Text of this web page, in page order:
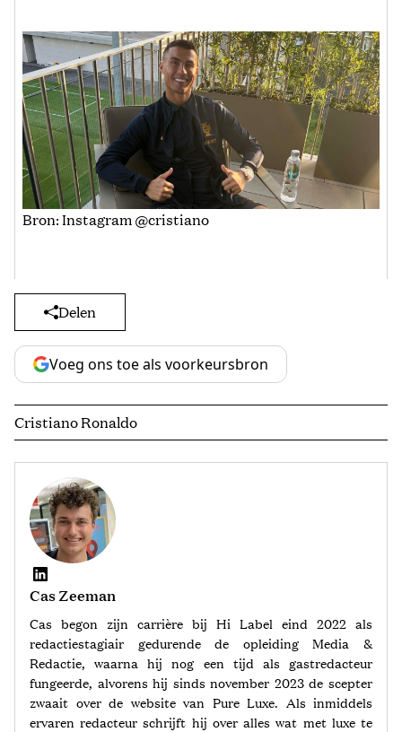
Bron: Instagram @cristiano
Delen
Voeg ons toe als voorkeursbron
Cristiano Ronaldo
Cas Zeeman
Cas begon zijn carrière bij Hi Label eind 2022 als
redactiestagiair gedurende de opleiding Media &
Redactie, waarna hij nog een tijd als gastredacteur
fungeerde, alvorens hij sinds november 2023 de scepter
zwaait over de website van Pure Luxe. Als inmiddels
ervaren redacteur schrijft hij over alles wat met luxe te